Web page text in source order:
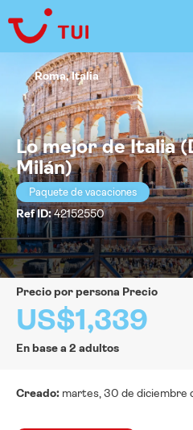
Lo mejor de Italia
Milán)
Paquete de vacaciones
Ref ID:42152550
Roma, Italia
precio por persona Precio
US$1,339
En base a 2 adultos
Creado: martes, 30 de diciembre